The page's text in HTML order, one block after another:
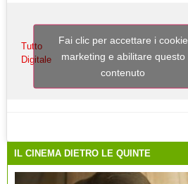
Tutto
Digitale
Fai clic per accettare i cookie
marketing e abilitare questo
contenuto
IL CINEMA DIETRO LE QUINTE